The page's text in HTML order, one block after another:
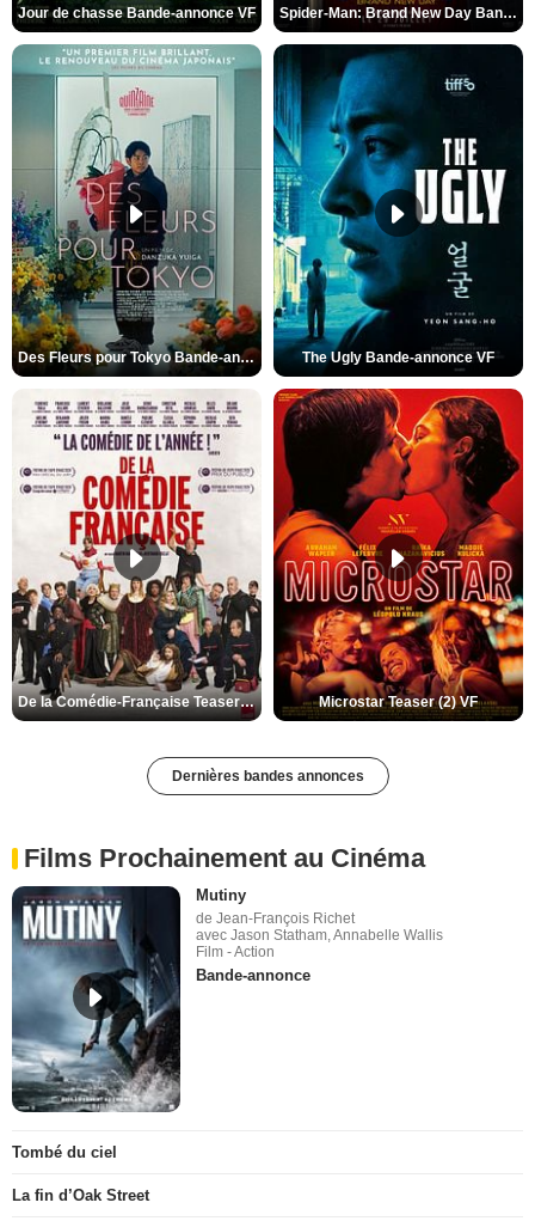
Jour de chasse Bande-annonce VF Spider-Man: Brand New Day Bande-annonce (3) VO STFR
Des Fleurs pour Tokyo Bande-annonce VO STFR The Ugly Bande-annonce VF
De la Comédie-Française Teaser (3) VF Microstar Teaser (2) VF
Dernières bandes annonces
Films Prochainement au Cinéma
Mutiny
de Jean-François Richet
avec Jason Statham, Annabelle Wallis
Film - Action
Bande-annonce
Tombé du ciel
La fin d’Oak Street